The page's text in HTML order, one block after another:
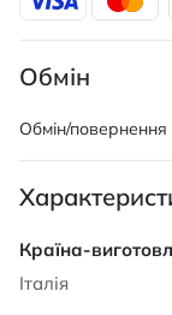
Обмін
Обмін/повернення
Характеристики
Італія